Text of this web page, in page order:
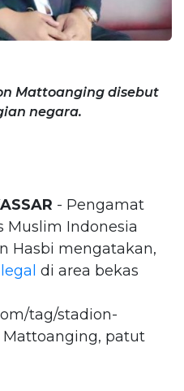
Mattoanging disebut
negara.
- Pengamat
Muslim Indonesia
Hasbi mengatakan,
di area bekas
tag/stadion-
patut